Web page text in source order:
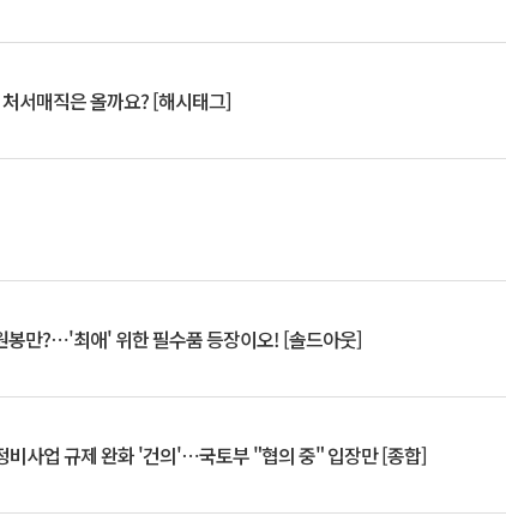
서매직은 올까요? [해시태그]
봉만?⋯'최애' 위한 필수품 등장이오! [솔드아웃]
비사업 규제 완화 '건의'⋯국토부 "협의 중" 입장만 [종합]